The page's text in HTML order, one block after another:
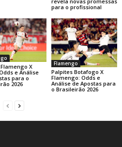
para o profissional
X
e Análise
para o
2026
Flamengo
Palpites Botafogo X
Flamengo: Odds e
Análise de Apostas para
o Brasileirão 2026